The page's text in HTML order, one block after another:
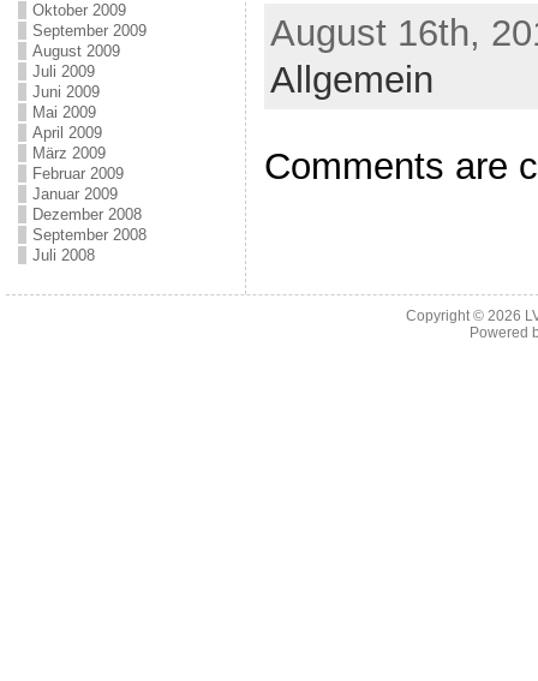
Oktober 2009
September 2009
August 2009
Juli 2009
Juni 2009
Mai 2009
April 2009
März 2009
Februar 2009
Januar 2009
Dezember 2008
September 2008
Juli 2008
August 16th,
Allgemein
Comments are
Copyright © 2026
Powered